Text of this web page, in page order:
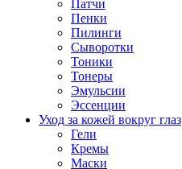
Патчи
Пенки
Пилинги
Сыворотки
Тоники
Тонеры
Эмульсии
Эссенции
Уход за кожей вокруг глаз
Гели
Кремы
Маски